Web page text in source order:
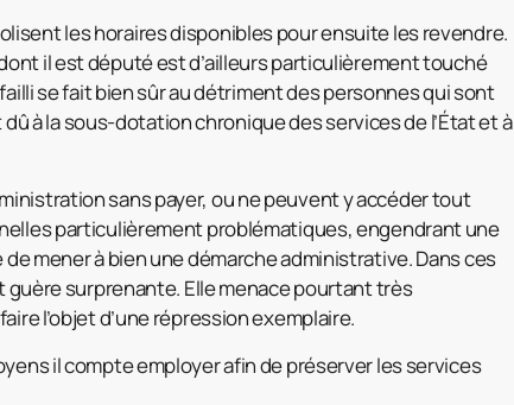
les horaires disponibles pour ensuite les revendre.
il est député est d’ailleurs particulièrement touché
se fait bien sûr au détriment des personnes qui sont
à la sous-dotation chronique des services de l’État et à
sans payer, ou ne peuvent y accéder tout
particulièrement problématiques, engendrant une
mener à bien une démarche administrative. Dans ces
guère surprenante. Elle menace pourtant très
l’objet d’une répression exemplaire.
il compte employer afin de préserver les services